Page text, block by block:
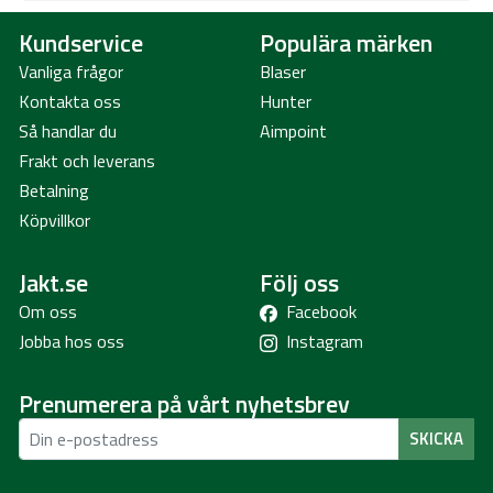
Egenskaper:
Mått:
- Omkrets: 28,5cm
- Höjd: 4cm
Nivå 1
Mental stimulans
Anpassningsbar svårighetsgrad
Passar både torr- och blötmat
Kundservice
Vanliga frågor
Kontakta oss
Så handlar du
Frakt och leverans
Betalning
Köpvillkor
Populära märken
Blaser
Hunter
Aimpoint
Jakt.se
Om oss
Jobba hos oss
Följ oss
Facebook
Instagram
Prenumerera på vårt nyhetsbrev
SKICKA